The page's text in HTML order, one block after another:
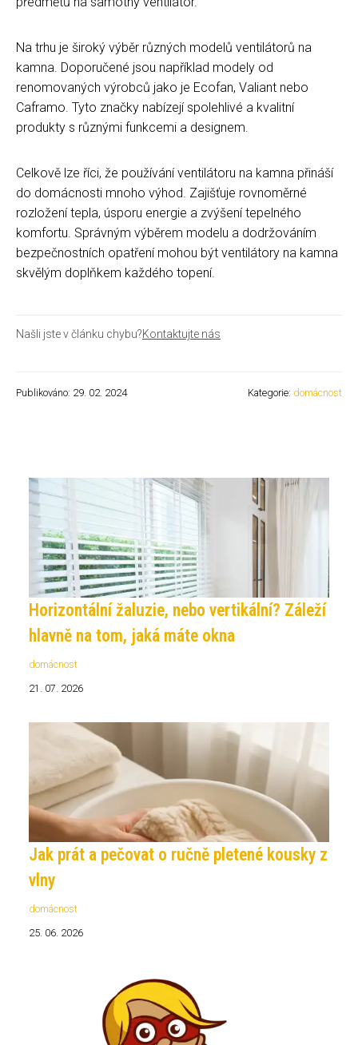
Na trhu je široký výběr různých modelů ventilátorů na
kamna. Doporučené jsou například modely od
renomovaných výrobců jako je Ecofan, Valiant nebo
Caframo. Tyto značky nabízejí spolehlivé a kvalitní
produkty s různými funkcemi a designem.
Celkově lze říci, že používání ventilátoru na kamna přináší
do domácnosti mnoho výhod. Zajišťuje rovnoměrné
rozložení tepla, úsporu energie a zvýšení tepelného
komfortu. Správným výběrem modelu a dodržováním
bezpečnostních opatření mohou být ventilátory na kamna
skvělým doplňkem každého topení.
Našli jste v článku chybu?Kontaktujte nás
Publikováno: 29. 02. 2024 Kategorie: domácnost
Horizontální žaluzie, nebo vertikální? Záleží
hlavně na tom, jaká máte okna
domácnost
21. 07. 2026
Jak prát a pečovat o ručně pletené kousky z
vlny
domácnost
25. 06. 2026